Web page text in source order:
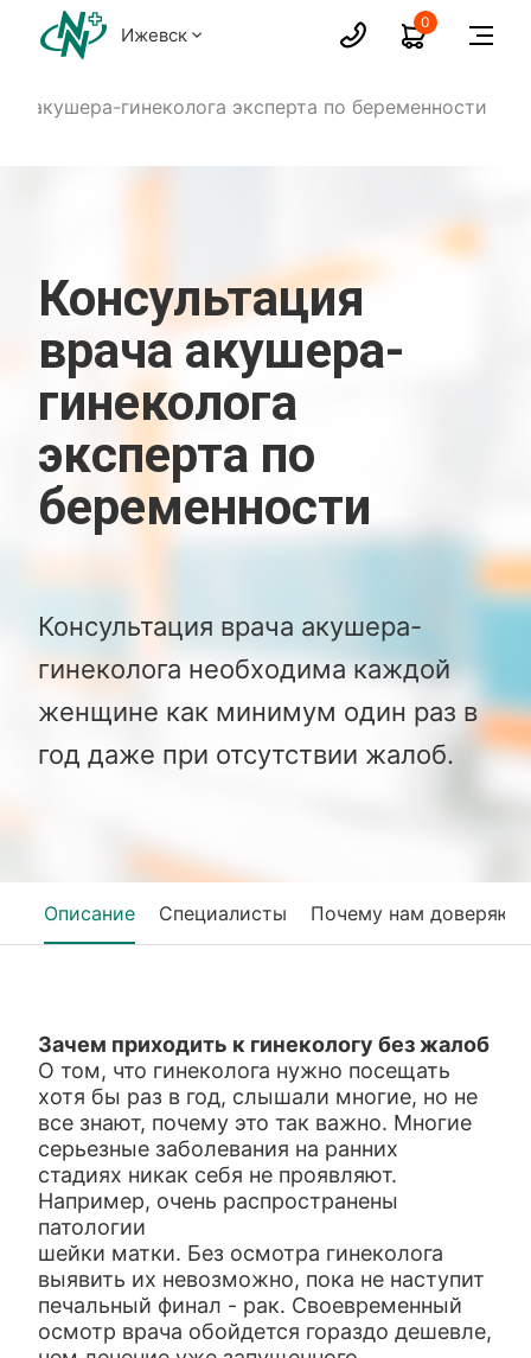
Ижевск
0
акушера-гинеколога эксперта по беременности
Консультация
врача акушера-
гинеколога
эксперта по
беременности
Консультация врача акушера-
гинеколога необходима каждой
женщине как минимум один раз в
год даже при отсутствии жалоб.
Описание Специалисты Почему нам доверяют
Зачем приходить к гинекологу без жалоб
О том, что гинеколога нужно посещать
хотя бы раз в год, слышали многие, но не
все знают, почему это так важно. Многие
серьезные заболевания на ранних
стадиях никак себя не проявляют.
Например, очень распространены
патологии
шейки матки. Без осмотра гинеколога
выявить их невозможно, пока не наступит
печальный финал - рак. Своевременный
осмотр врача обойдется гораздо дешевле,